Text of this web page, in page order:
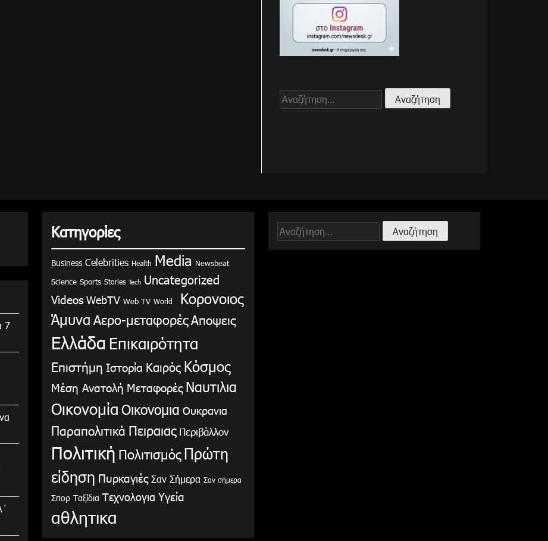
Αναζήτηση
για:
7
Κατηγορίες
Business Celebrities Health Media Newsbeat
Science Sports Stories Tech Uncategorized
Videos WebTV Web TV World
Κορονοιος
Άμυνα Αερο-μεταφορέςΑποψεις
Ελλάδα Επικαιρότητα
Επιστήμη Ιστορία Καιρός Κόσμος
Μέση Ανατολή Μεταφορές Ναυτιλια
Οικονομία Οικονομια Ουκρανια
Παραπολιτικά Πειραιας Περιβάλλον
Πολιτική Πολιτισμός Πρώτη
είδηση Πυρκαγιές Σαν Σήμερα Σαν σήμερα
Σπορ Ταξίδια Τεχνολογια Υγεία
αθλητικα
Αναζήτηση
για: